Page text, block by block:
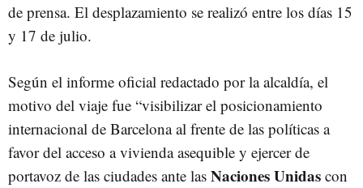
de prensa. El desplazamiento se realizó entre los días 15
y 17 de julio.
Según el informe oficial redactado por la alcaldía, el
motivo del viaje fue “visibilizar el posicionamiento
internacional de Barcelona al frente de las políticas a
favor del acceso a vivienda asequible y ejercer de
portavoz de las ciudades ante las Naciones Unidas con